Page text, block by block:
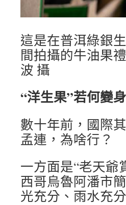
這是在普洱綠銀
間拍攝的牛油果
波 攝
“洋生果”若何變
數十年前，國際
孟連，為啥行？
一方面是“老天爺
西哥烏魯阿潘市
光充分、雨水充